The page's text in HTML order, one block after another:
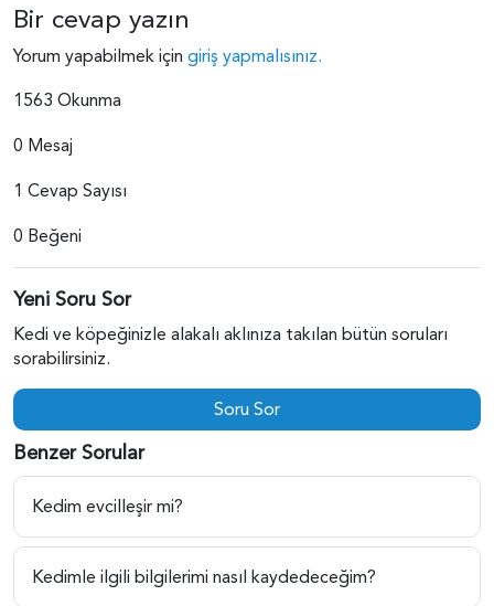
Bir cevap yazın
Yorum yapabilmek için giriş yapmalısınız.
1563 Okunma
0 Mesaj
1 Cevap Sayısı
0 Beğeni
Yeni Soru Sor
Kedi ve köpeğinizle alakalı aklınıza takılan bütün soruları
sorabilirsiniz.
Soru Sor
Benzer Sorular
Kedim evcilleşir mi?
Kedimle ilgili bilgilerimi nasıl kaydedeceğim?